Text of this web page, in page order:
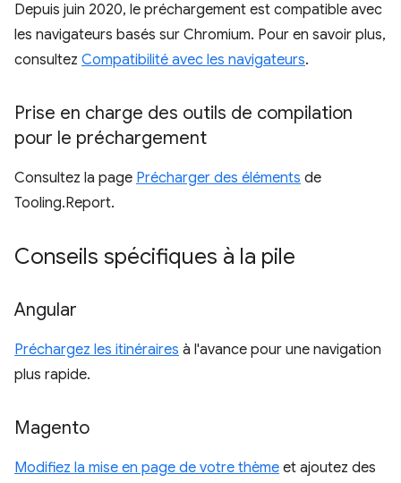
Depuis juin 2020, le préchargement est compatible avec
les navigateurs basés sur Chromium. Pour en savoir plus,
consultez Compatibilité avec les navigateurs.
Prise en charge des outils de compilation
pour le préchargement
Consultez la page Précharger des éléments de
Tooling.Report.
Conseils spécifiques à la pile
Angular
Préchargez les itinéraires à l'avance pour une navigation
plus rapide.
Magento
Modifiez la mise en page de votre thème et ajoutez des